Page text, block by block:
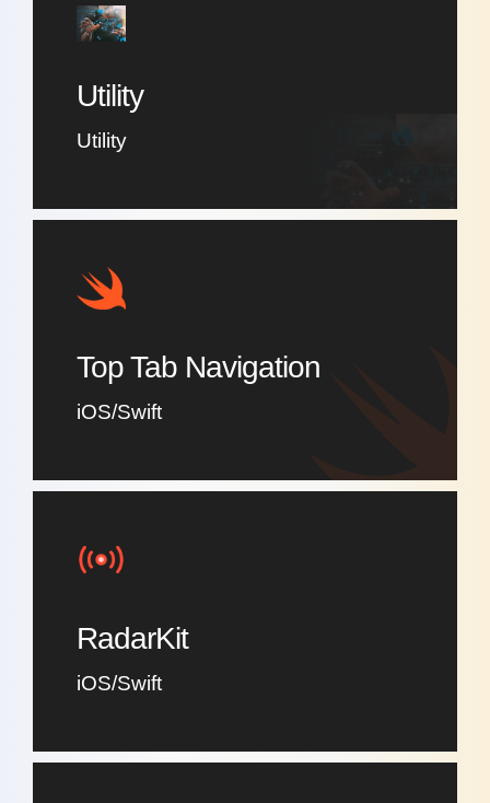
Utility
Utility
Top Tab Navigation
iOS/Swift
RadarKit
iOS/Swift